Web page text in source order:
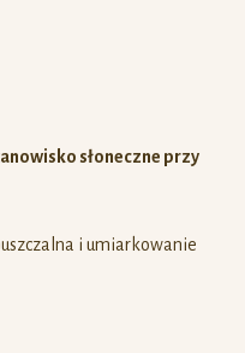
słoneczne przy
i umiarkowanie